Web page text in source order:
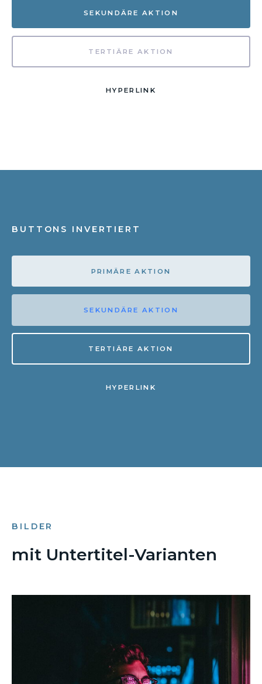
SEKUNDÄRE AKTION
TERTIÄRE AKTION
HYPERLINK
BUTTONS INVERTIERT
PRIMÄRE AKTION
SEKUNDÄRE AKTION
TERTIÄRE AKTION
HYPERLINK
BILDER
mit Untertitel-Varianten